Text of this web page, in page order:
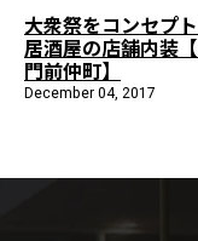
はじめての
店舗内装工
施工までの
大衆祭をコンセプ
居酒屋の店舗内装
門前仲町】
December 04, 2017